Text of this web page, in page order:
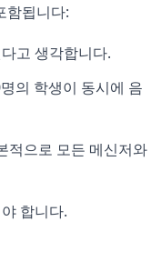
함됩니다:
고 생각합니다.
의 학생이 동시에 음
적으로 모든 메신저와
합니다.